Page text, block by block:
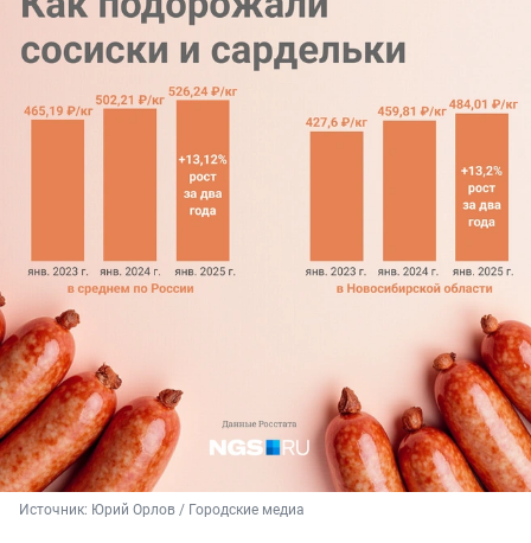
Источник: Юрий Орлов / Городские медиа